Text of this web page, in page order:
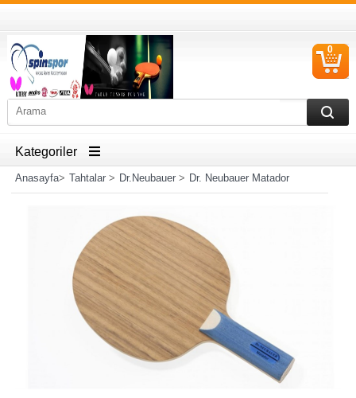
0
Kategoriler
Anasayfa> Tahtalar> Dr.Neubauer> Dr. Neubauer Matador